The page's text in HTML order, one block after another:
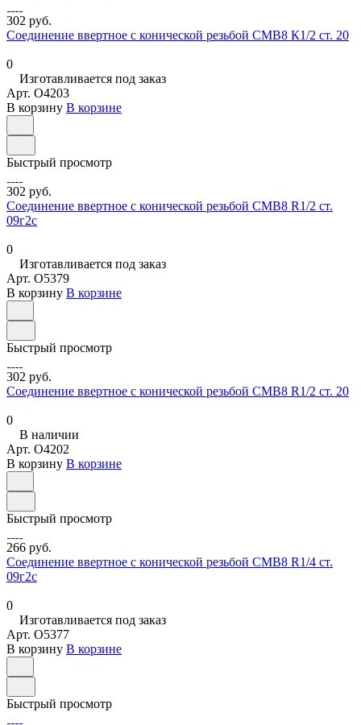
302 руб.
Соединение ввертное с конической резьбой СМВ8 К1/2 ст. 20
0
Изготавливается под заказ
Арт. O4203
В корзину В корзине
Быстрый просмотр
302 руб.
Соединение ввертное с конической резьбой СМВ8 R1/2 ст.
09г2с
0
Изготавливается под заказ
Арт. O5379
В корзину В корзине
Быстрый просмотр
302 руб.
Соединение ввертное с конической резьбой СМВ8 R1/2 ст. 20
0
В наличии
Арт. O4202
В корзину В корзине
Быстрый просмотр
266 руб.
Соединение ввертное с конической резьбой СМВ8 R1/4 ст.
09г2с
0
Изготавливается под заказ
Арт. O5377
В корзину В корзине
Быстрый просмотр